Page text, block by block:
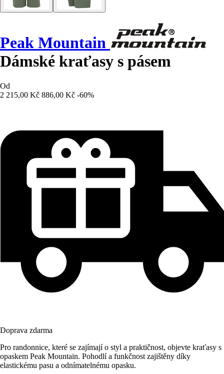
Peak Mountain
Dámské kraťasy s pásem
Od
2 215,00 Kč 886,00 Kč -60%
Doprava zdarma
Pro randonnice, které se zajímají o styl a praktičnost, objevte kraťasy s
opaskem Peak Mountain. Pohodlí a funkčnost zajištěny díky
elastickému pasu a odnímatelnému opasku.